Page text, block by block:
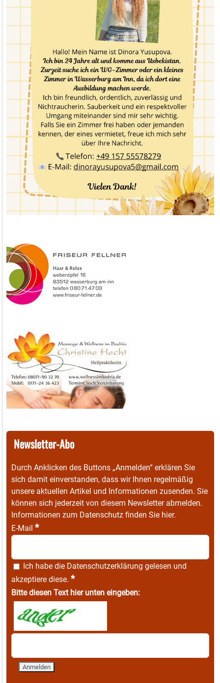
Newsletter-Abo
Durch Anklicken des Buttons „Anmelden“ erklären Sie
sich damit einverstanden, dass wir Ihnen regelmäßig
unsere aktuellen Artikel und Informationen zusenden. Sie
können sich jederzeit von diesem Newsletter abmelden.
Informationen zum Datenschutz finden Sie hier.
E-Mail *
Ich habe die Datenschutzerklärung gelesen und
akzeptiere diese. *
Bitte diesen Text hier unten eingeben: